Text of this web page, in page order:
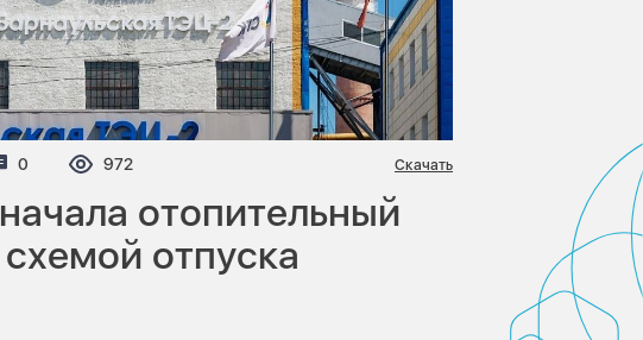
Комментариев:
0 Просмотров:
972 Скачать
отопительный
отпуска